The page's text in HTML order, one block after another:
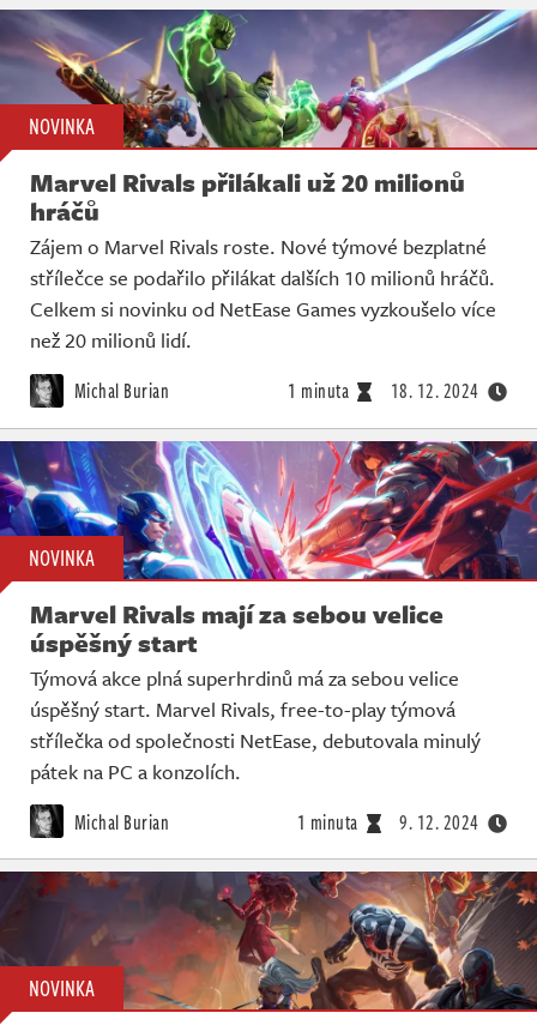
NOVINKA
Marvel Rivals přilákali už 20 milionů
hráčů
Zájem o Marvel Rivals roste. Nové týmové bezplatné
střílečce se podařilo přilákat dalších 10 milionů hráčů.
Celkem si novinku od NetEase Games vyzkoušelo více
než 20 milionů lidí.
Michal Burian 1 minuta 18. 12. 2024
NOVINKA
Marvel Rivals mají za sebou velice
úspěšný start
Týmová akce plná superhrdinů má za sebou velice
úspěšný start. Marvel Rivals, free-to-play týmová
střílečka od společnosti NetEase, debutovala minulý
pátek na PC a konzolích.
Michal Burian 1 minuta 9. 12. 2024
NOVINKA